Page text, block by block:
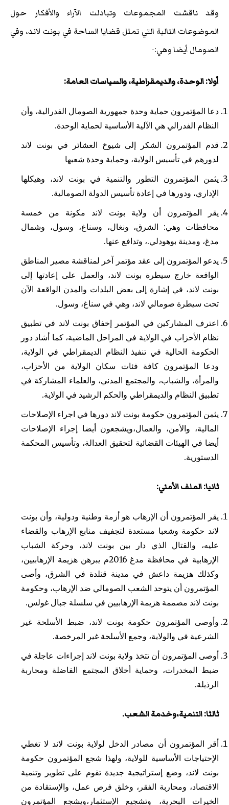
وقد ناقشت المجموعات وتبادلت الآراء والأفكار حول
الموضوعات التالية التي تمثل قضايا الساحة في بونت لاند، وفي
الصومال أيضا وهي:-
أولا: الوحدة، والديمقراطية، والسياسات العامة:
دعا المؤتمرون حماية وحدة جمهورية الصومال الفدرالية، وأن
النظام الفدرالي هي الآلية الأساسية لحماية الوحدة.
قدم المؤتمرون الشكر إلى شيوخ العشائر في بونت لاند
لدورهم في تأسيس الولاية، وحماية وحدة شعبها
يثمن المؤتمرون التطور والتنمية في بونت لاند، وهيكلها
الإداري، ودورها في إعادة تأسيس الدولة الصومالية.
يقر المؤتمرون أن ولاية بونت لاند مكونة من خمسة
محافظات وهي: الشرق، ونغال، وسناغ، وسول، وشمال
مدغ، ومدينة بوهودلي.، وتدافع عنها.
يدعو المؤتمرون إلى عقد مؤتمر آخر لمناقشة مصير المناطق
الواقعة خارج سيطرة بونت لاند، والعمل على إعادتها إلى
بونت لاند، في إشارة إلى بعض البلدات والمدن الواقعة الآن
تحت سيطرة صومالي لاند، وهي في سناغ، وسول.
اعترف المشاركين في المؤتمر إخفاق بونت لاند في تطبيق
نظام الأحزاب في الولاية في المراحل الماضية، كما أشاد دور
الحكومة الحالية في تنفيذ النظام الديمقراطي في الولاية،
ودعا المؤتمرون كافة فئات سكان الولاية من الأحزاب،
والمرأة، والشباب، والمجتمع المدني، والعلماء المشاركة في
تطبيق النظام والديمقراطي والحكم الرشيد في الولاية.
يثمن المؤتمرون حكومة بونت لاند دورها في اجراء الإصلاحات
المالية، والأمن، والعمال،ويشجعون أيضا إجراء الإصلاحات
أيضا في الهيئات القضائية لتحقيق العدالة، وتأسيس المحكمة
الدستورية.
ثانيا: الملف الأمني:
يقر المؤتمرون أن الإرهاب هو أزمة وطنية ودولية، وأن بونت
لاند حكومة وشعبا مستعدة لتجفيف منابع الإرهاب والقضاء
عليه، والقتال الذي دار بين بونت لاند، وحركة الشباب
الإرهابية في محافظة مدغ 2016م يبرهن هزيمة الإرهابيين،
وكذلك هزيمة داعش في مدينة قنلدة في الشرق، وأصى
المؤتمرون أن يتوحد الشعب الصومالي ضد الإرهاب، وحكومة
بونت لاند مصممة هزيمة الإرهابيين في سلسلة جبال غولس.
وأوصى المؤتمرون حكومة بونت لاند، ضبط الأسلحة غير
الشرعية في والولاية، وجمع الأسلحة غير المرخصة.
أوصى المؤتمرون أن تتخذ ولاية بونت لاند إجراءات عاجلة في
ضبط المخدرات، وحماية أخلاق المجتمع الفاضلة ومحاربة
الرذيلة.
ثالثا: التنمية،وخدمة الشعب.
أقر المؤتمرون أن مصادر الدخل لولاية بونت لاند لا تغطي
الإحتياجات الأساسية للولاية، ولهذا شجع المؤتمرون حكومة
بونت لاند، وضع إستراتيجية جديدة تقوم على تطوير وتنمية
الاقتصاد، ومحاربة الفقر، وخلق فرص عمل، والإستقادة من
الخيرات البحرية، وتشجيع الإستثمار،ويشجع المؤتمرون